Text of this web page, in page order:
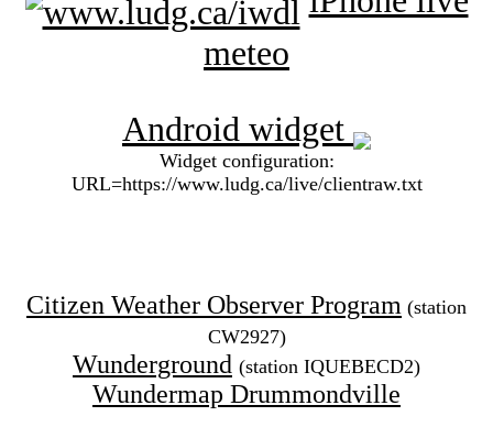
meteo
Android widget
Widget configuration:
URL=https://www.ludg.ca/live/clientraw.txt
Citizen Weather Observer Program (station
CW2927)
Wunderground (station IQUEBECD2)
Wundermap Drummondville